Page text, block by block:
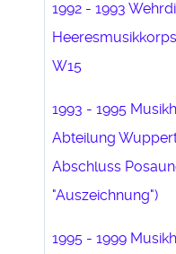
1992 - 1993
W15
1993 - 1995
Abteilung
Abschluss
"Auszeichnung")
1995 - 1999